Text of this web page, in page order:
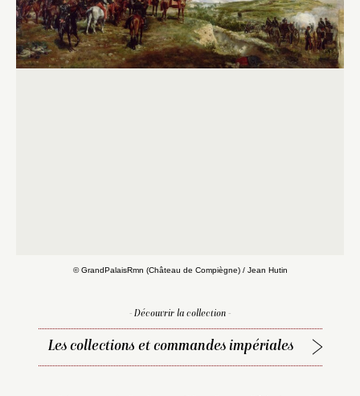
© GrandPalaisRmn (Château de Compiègne) / Jean Hutin
- Découvrir la collection -
Les collections et commandes impériales